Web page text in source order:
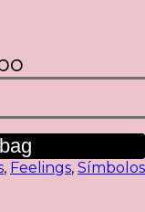
, Feelings, Símbolos